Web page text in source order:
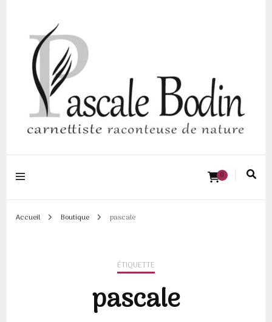
Pascale BODIN |
Carnettiste
raconteuse de
nature
0
Accueil Boutique pascale
ÉTIQUETTE
pascale